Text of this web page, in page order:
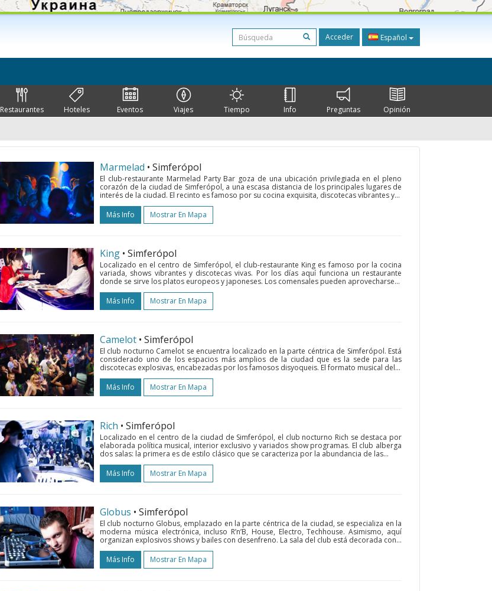
Acceder Español
Restaurantes Hoteles Eventos Viajes Tiempo Info Preguntas Opinión
Marmelad • Simferópol
El club-restaurante Marmelad Party Bar goza de una ubicación privilegiada en el pleno
corazón de la ciudad de Simferópol, a una escasa distancia de los principales lugares de
interés de la ciudad. El recinto es famoso por su cocina exquisita, discotecas vibrantes y...
Más Info
Mostrar En Mapa
King • Simferópol
Localizado en el centro de Simferópol, el club-restaurante King es famoso por la cocina
variada, shows vibrantes y discotecas vivas. Por los días aquí funciona un restaurante
donde se sirve los platos europeos y japoneses. Los comensales pueden aprovecharse...
Más Info
Mostrar En Mapa
Camelot • Simferópol
El club nocturno Camelot se encuentra localizado en la parte céntrica de Simferópol. Está
considerado uno de los espacios más amplios de la ciudad que es la sede para las
discotecas explosivas, encabezadas por los famosos disyoqueis. El formato musical del...
Más Info
Mostrar En Mapa
Rich • Simferópol
Localizado en el centro de la ciudad de Simferópol, el club nocturno Rich se destaca por
elaborada política musical, interior exclusivo y variados show programas. El club alberga
dos salas: la primera es de estilo clásico que se caracteriza por la abundancia de las...
Más Info
Mostrar En Mapa
Globus • Simferópol
El club nocturno Globus, emplazado en la parte céntrica de la ciudad, se especializa en la
moderna música electrónica, incluso R’n’B, House, Electro, Techhouse. Asimismo, aquí
organizan explosivos shows y bailes con desenfreno. La sala del club está decorada con...
Más Info
Mostrar En Mapa